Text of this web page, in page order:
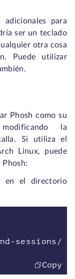
adicionales para
ser un teclado
otra cosa
Puede utilizar
Phosh como su
la
Si utiliza el
Linux, puede
en el directorio
sessions/
Copy